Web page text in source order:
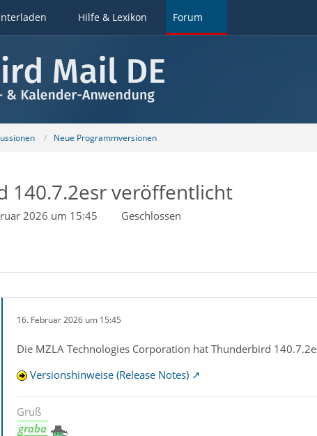
Hilfe & Lexikon Forum
Neue Programmversionen
140.7.2esr veröffentlicht
2026 um 15:45 Geschlossen
16. Februar 2026 um 15:45
Die MZLA Technologies Corporation hat Thunderbird
Versionshinweise (Release Notes)
Gruß
graba